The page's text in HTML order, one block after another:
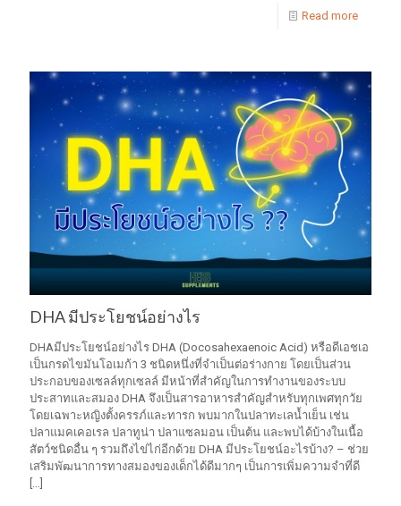
Read more
DHA มีประโยชน์อย่างไร
DHAมีประโยชน์อย่างไร DHA (Docosahexaenoic Acid) หรือดีเอชเอ
เป็นกรดไขมันโอเมก้า 3 ชนิดหนึ่งที่จำเป็นต่อร่างกาย โดยเป็นส่วน
ประกอบของเซลล์ทุกเซลล์ มีหน้าที่สำคัญในการทำงานของระบบ
ประสาทและสมอง DHA จึงเป็นสารอาหารสำคัญสำหรับทุกเพศทุกวัย
โดยเฉพาะหญิงตั้งครรภ์และทารก พบมากในปลาทะเลน้ำเย็น เช่น
ปลาแมคเคอเรล ปลาทูน่า ปลาแซลมอน เป็นต้น และพบได้บ้างในเนื้อ
สัตว์ชนิดอื่น ๆ รวมถึงไข่ไก่อีกด้วย DHA มีประโยชน์อะไรบ้าง? – ช่วย
เสริมพัฒนาการทางสมองของเด็กได้ดีมากๆ เป็นการเพิ่มความจำที่ดี
[…]